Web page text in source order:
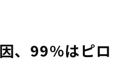
、99%はピロ